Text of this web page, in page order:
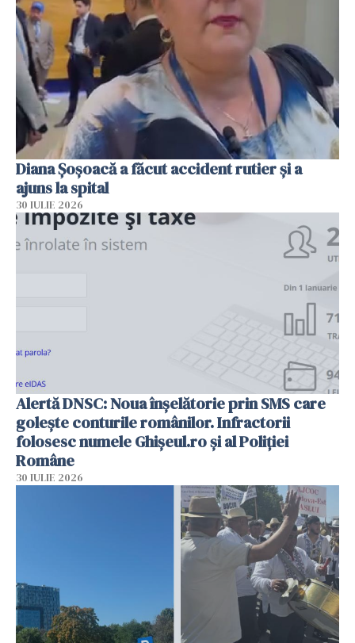
Diana Șoșoacă a făcut accident rutier și a
ajuns la spital
30 IULIE 2026
Alertă DNSC: Noua înșelătorie prin SMS care
golește conturile românilor. Infractorii
folosesc numele Ghișeul.ro și al Poliției
Române
30 IULIE 2026